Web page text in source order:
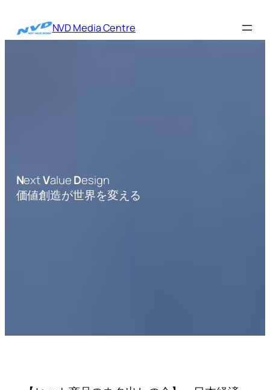
を
NVD Media Centre
NextValueDesign
価値創造が世界を変える